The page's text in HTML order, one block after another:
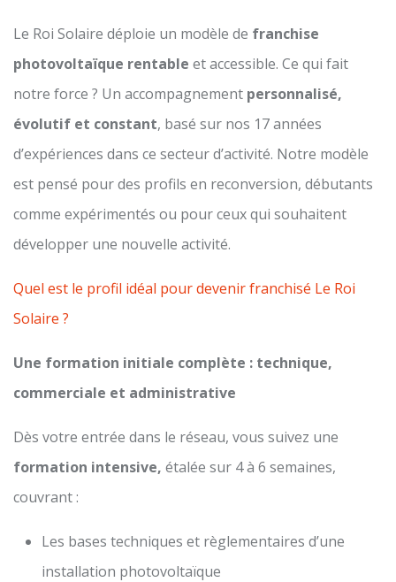
Le Roi Solaire déploie un modèle de franchise
photovoltaïque rentable et accessible. Ce qui fait
notre force ? Un accompagnement personnalisé,
évolutif et constant, basé sur nos 17 années
d’expériences dans ce secteur d’activité. Notre modèle
est pensé pour des profils en reconversion, débutants
comme expérimentés ou pour ceux qui souhaitent
développer une nouvelle activité.
Quel est le profil idéal pour devenir franchisé Le Roi
Solaire ?
Une formation initiale complète : technique,
commerciale et administrative
Dès votre entrée dans le réseau, vous suivez une
formation intensive, étalée sur 4 à 6 semaines,
couvrant :
Les bases techniques et règlementaires d’une
installation photovoltaïque